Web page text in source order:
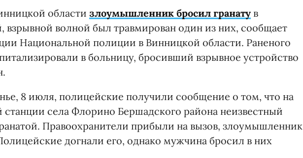
области злоумышленник бросил гранату в
взрывной волной был травмирован один из них, сообщает
Национальной полиции в Винницкой области. Раненого
в больницу, бросивший взрывное устройство
8 июля, полицейские получили сообщение о том, что на
села Флорино Бершадского района неизвестный
Правоохранители прибыли на вызов, злоумышленник
догнали его, однако мужчина бросил в них